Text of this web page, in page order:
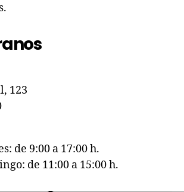
123
de 9:00 a 17:00 h.
de 11:00 a 15:00 h.